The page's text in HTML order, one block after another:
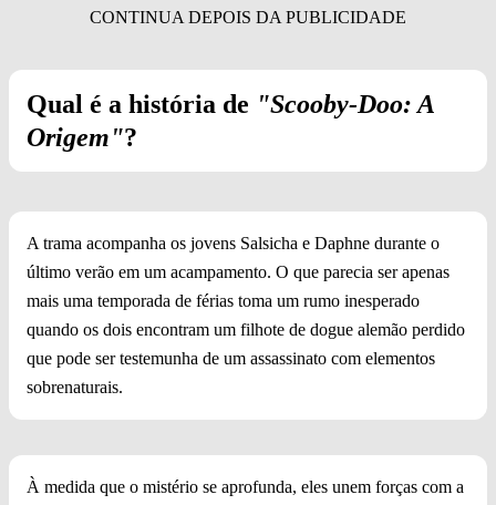
Qual é a história de "Scooby-Doo: A
Origem"?
A trama acompanha os jovens Salsicha e Daphne durante o
último verão em um acampamento. O que parecia ser apenas
mais uma temporada de férias toma um rumo inesperado
quando os dois encontram um filhote de dogue alemão perdido
que pode ser testemunha de um assassinato com elementos
sobrenaturais.
À medida que o mistério se aprofunda, eles unem forças com a